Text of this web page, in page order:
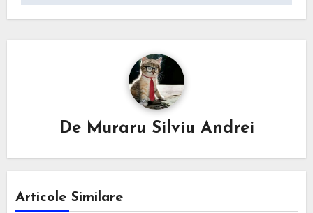
De Muraru Silviu Andrei
Articole Similare